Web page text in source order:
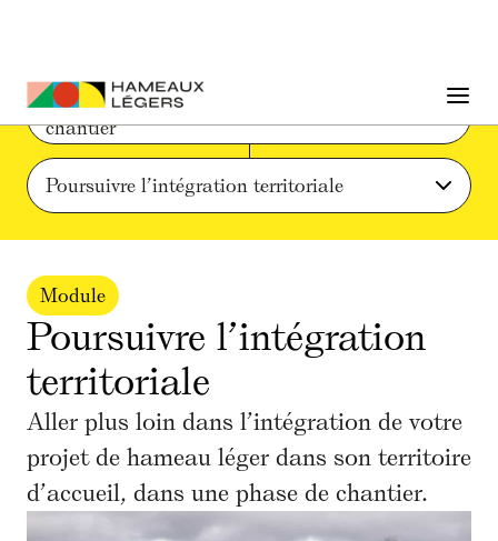
Phase 4 : Préparation et réalisation du
chantier
Poursuivre l’intégration territoriale
Module
Poursuivre l’intégration
territoriale
Aller plus loin dans l’intégration de votre
projet de hameau léger dans son territoire
d’accueil, dans une phase de chantier.